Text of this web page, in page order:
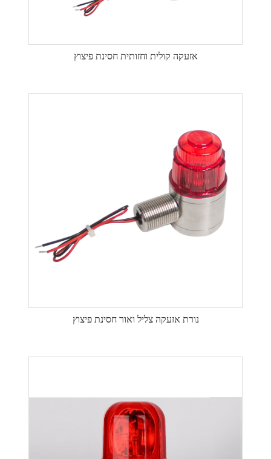
אזעקה קולית וחזותית חסינת פיצוץ
נורת אזעקה צליל ואור חסינת פיצוץ